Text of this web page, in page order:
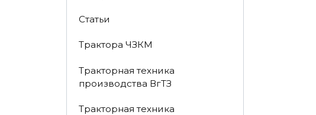
Статьи
Трактора ЧЗКМ
Тракторная техника
производства ВгТЗ
Тракторная техника